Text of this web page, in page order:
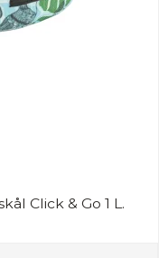
Click & Go 1 L.